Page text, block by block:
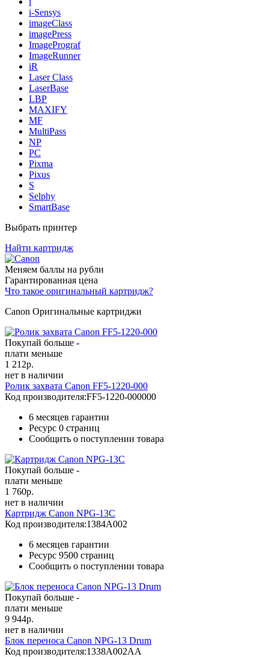
i-Sensys
imageClass
imagePress
ImagePrograf
ImageRunner
iR
Laser Class
LaserBase
LBP
MAXIFY
MF
MultiPass
NP
PC
Pixma
Pixus
S
Selphy
SmartBase
Выбрать принтер
Найти картридж
Меняем баллы на рубли
Гарантированная цена
Что такое оригинальный картридж?
Canon Оригинальные картриджи
Покупай больше -
плати меньше
1 212р.
нет в наличии
Ролик захвата Canon FF5-1220-000
Код производителя:FF5-1220-000000
6 месяцев гарантии
Ресурс 0 страниц
Сообщить о поступлении товара
Покупай больше -
плати меньше
1 760р.
нет в наличии
Картридж Canon NPG-13C
Код производителя:1384A002
6 месяцев гарантии
Ресурс 9500 страниц
Сообщить о поступлении товара
Покупай больше -
плати меньше
9 944р.
нет в наличии
Блок переноса Canon NPG-13 Drum
Код производителя:1338A002AA